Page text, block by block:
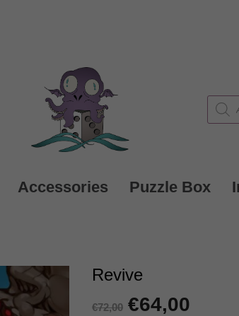
search
Accessories Puzzle Box
Revive
€72,00 Original
€64,00